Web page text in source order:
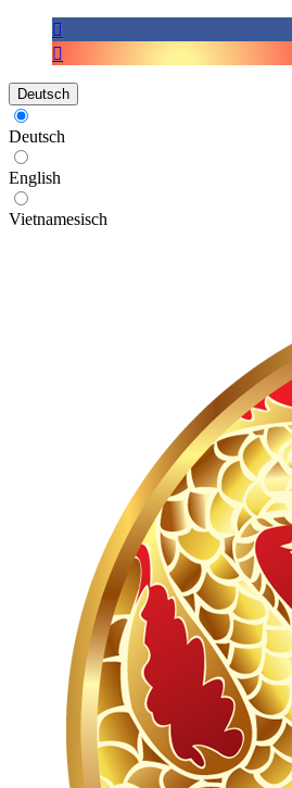
Deutsch
Deutsch
English
Vietnamesisch